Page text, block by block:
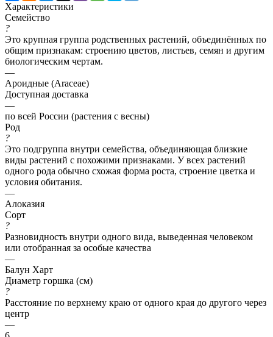
Характеристики
Семейство
?
Это крупная группа родственных растений, объединённых по
общим признакам: строению цветов, листьев, семян и другим
биологическим чертам.
—
Ароидные (Araceae)
Доступная доставка
—
по всей России (растения с весны)
Род
?
Это подгруппа внутри семейства, объединяющая близкие
виды растений с похожими признаками. У всех растений
одного рода обычно схожая форма роста, строение цветка и
условия обитания.
—
Алоказия
Сорт
?
Разновидность внутри одного вида, выведенная человеком
или отобранная за особые качества
—
Балун Харт
Диаметр горшка (см)
?
Расстояние по верхнему краю от одного края до другого через
центр
—